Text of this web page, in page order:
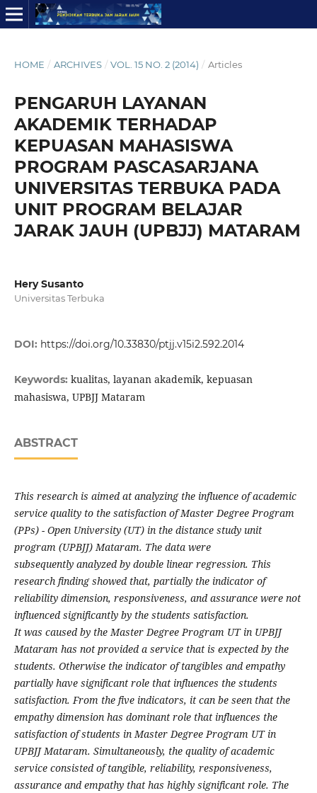
HOME / ARCHIVES / VOL. 15 NO. 2 (2014) / Articles
PENGARUH LAYANAN
AKADEMIK TERHADAP
KEPUASAN MAHASISWA
PROGRAM PASCASARJANA
UNIVERSITAS TERBUKA PADA
UNIT PROGRAM BELAJAR
JARAK JAUH (UPBJJ) MATARAM
Hery Susanto
Universitas Terbuka
DOI: https://doi.org/10.33830/ptjj.v15i2.592.2014
Keywords: kualitas, layanan akademik, kepuasan
mahasiswa, UPBJJ Mataram
ABSTRACT
This research is aimed at analyzing the influence of academic
service quality to the satisfaction of Master Degree Program
(PPs) - Open University (UT) inthedistance study unit
program (UPBJJ) Mataram. The data were
subsequentlyanalyzed by double linear regression. This
research finding showed that, partially the indicator of
reliability dimension, responsiveness, and assurance were not
influenced significantlybythe students satisfaction.
It was caused by the Master Degree Program UT in UPBJJ
Mataram has not provideda service that is expected by the
students. Otherwise the indicator of tangibles and empathy
partially have significant role that influences the students
satisfaction. From the five indicators, it can be seen that the
empathy dimension has dominant role that influences the
satisfaction of students in Master Degree Program UT in
UPBJJ Mataram. Simultaneously, the quality of academic
service consisted of tangible, reliability, responsiveness,
assurance and empathy that has highly significant role. The